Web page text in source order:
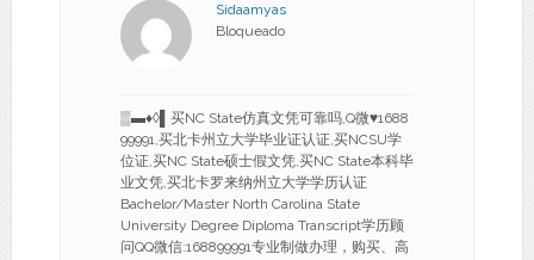
Sidaamyas
Bloqueado
▒▬♦◊▌买NC State仿真文凭可靠吗,Q微♥1688
99991,买北卡州立大学毕业证认证,买NCSU学
位证,买NC State硕士假文凭,买NC State本科毕
业文凭,买北卡罗来纳州立大学学历认证
Bachelor/Master North Carolina State
University Degree Diploma Transcript学历顾
问QQ微信:168899991专业制做办理，购买、高